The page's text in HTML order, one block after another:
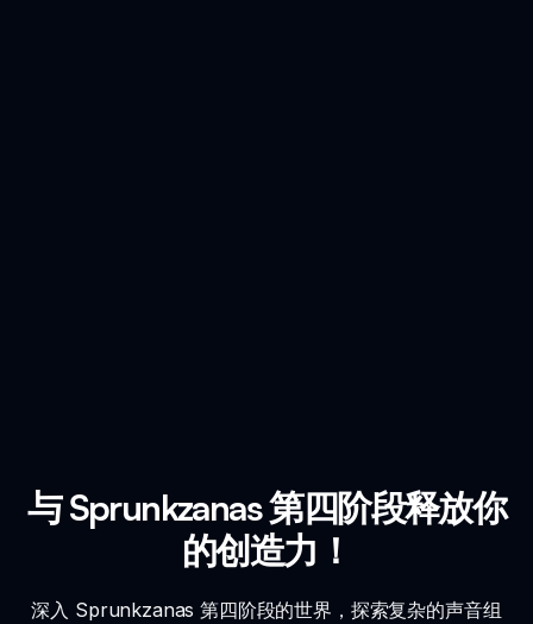
与 Sprunkzanas 第四阶段释放你
的创造力！
深入 Sprunkzanas 第四阶段的世界，探索复杂的声音组